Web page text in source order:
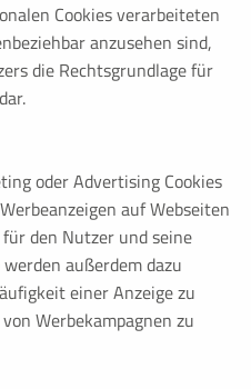
Cookies verarbeiteten
anzusehen sind,
die Rechtsgrundlage für
oder Advertising Cookies
auf Webseiten
den Nutzer und seine
außerdem dazu
einer Anzeige zu
Werbekampagnen zu
Analysen. Erzeugt
INHALTE
und Social Media
von externen Medien